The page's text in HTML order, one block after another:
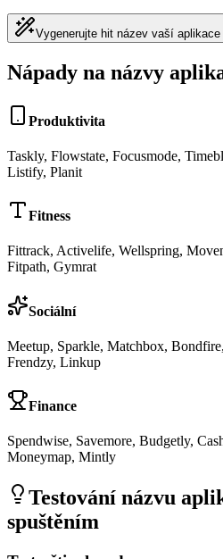
Vygenerujte hit název vaší aplikace
Nápady na názvy
Produktivita
Taskly, Flowstate, Focusmode,
Listify, Planit
Fitness
Fittrack, Activelife, Wellspring,
Fitpath, Gymrat
Sociální
Meetup, Sparkle, Matchbox,
Frendzy, Linkup
Finance
Spendwise, Savemore, Budgetly,
Moneymap, Mintly
Testování názvu
spuštěním